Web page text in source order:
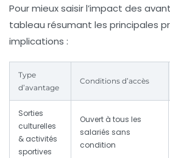
Pour mieux saisir l’impact des
tableau résumant les principales
implications :
Type
d’avantage
Conditions d’accès
Sorties
culturelles
& activités
sportives
Ouvert à tous les
salariés sans
condition